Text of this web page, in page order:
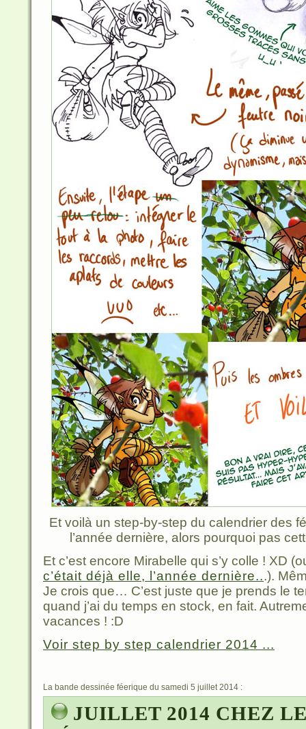
Et voilà un step-by-step du calendrier des
l’année dernière, alors pourquoi pas
Et c’est encore Mirabelle qui s’y colle ! XD
c’était déjà elle, l’année dernière...).
Je crois que… C’est juste que je prends le
quand j’ai du temps en stock, en fait.
vacances ! :D
Voir step by step calendrier 2014 ...
La bande dessinée féerique du samedi 5 juillet 2014 :
JUILLET 2014 CHEZ